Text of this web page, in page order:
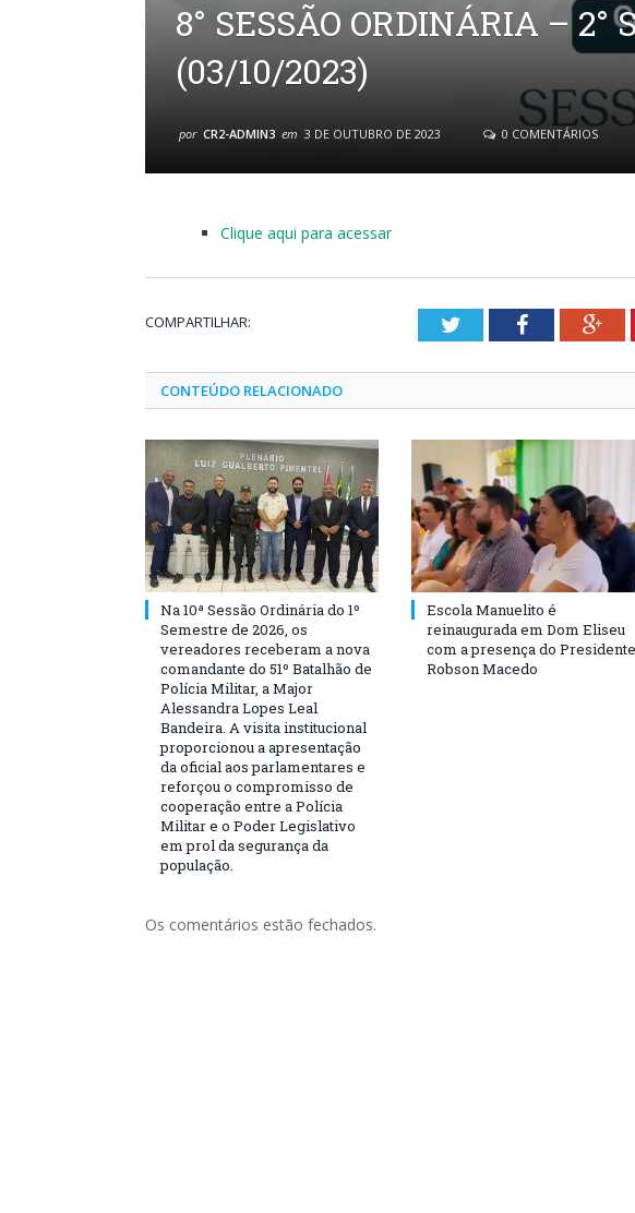
8° SESSÃO ORDINÁRIA – 2°
(03/10/2023)
por CR2-ADMIN3 em 3 DE OUTUBRO DE 2023 0 COMENTÁRIOS
Clique aqui para acessar
COMPARTILHAR: TwitterFacebook
CONTEÚDO RELACIONADO
Na 10ª Sessão Ordinária do 1º
Semestre de 2026, os
vereadores receberam a nova
comandante do 51º Batalhão de
Polícia Militar, a Major
Alessandra Lopes Leal
Bandeira. A visita institucional
proporcionou a apresentação
da oficial aos parlamentares e
reforçou o compromisso de
cooperação entre a Polícia
Militar e o Poder Legislativo
em prol da segurança da
população.
Escola Manuelito é
reinaugurada em Dom Eliseu
com a presença do Presidente
Robson Macedo
Os comentários estão fechados.